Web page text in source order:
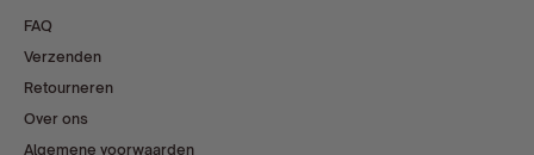
FAQ
Verzenden
Retourneren
Over ons
Algemene voorwaarden